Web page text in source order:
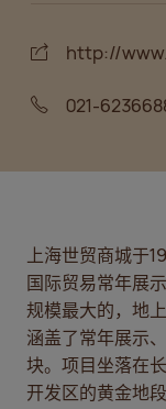
http://
021-
上海世贸商城于
国际贸易常年展
规模最大的，地
涵盖了常年展示
块。 项目坐落在
开发区的黄金地